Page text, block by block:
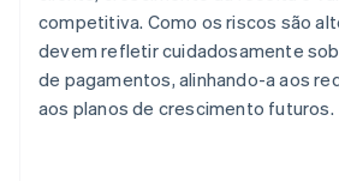
competitiva. Como os riscos são
devem refletir cuidadosamente
de pagamentos, alinhando-a aos
aos planos de crescimento futuros.